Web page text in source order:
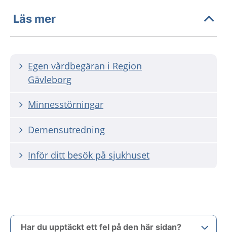
Läs mer
Egen vårdbegäran i Region
Gävleborg
Minnesstörningar
Demensutredning
Inför ditt besök på sjukhuset
Har du upptäckt ett fel på den här sidan?